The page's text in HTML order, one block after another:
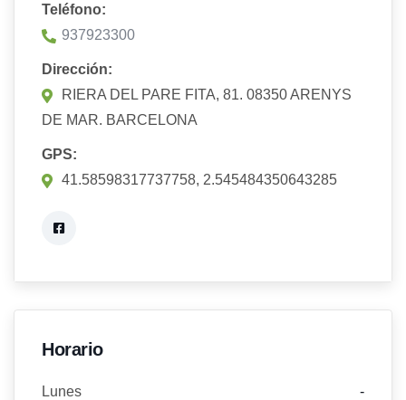
Teléfono:
937923300
Dirección:
RIERA DEL PARE FITA, 81. 08350 ARENYS
DE MAR. BARCELONA
GPS:
41.58598317737758, 2.545484350643285
Horario
Lunes -